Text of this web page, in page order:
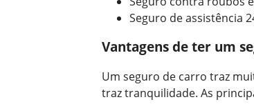
Seguro de assistência
Vantagens de ter um
Um seguro de carro traz
traz tranquilidade. As